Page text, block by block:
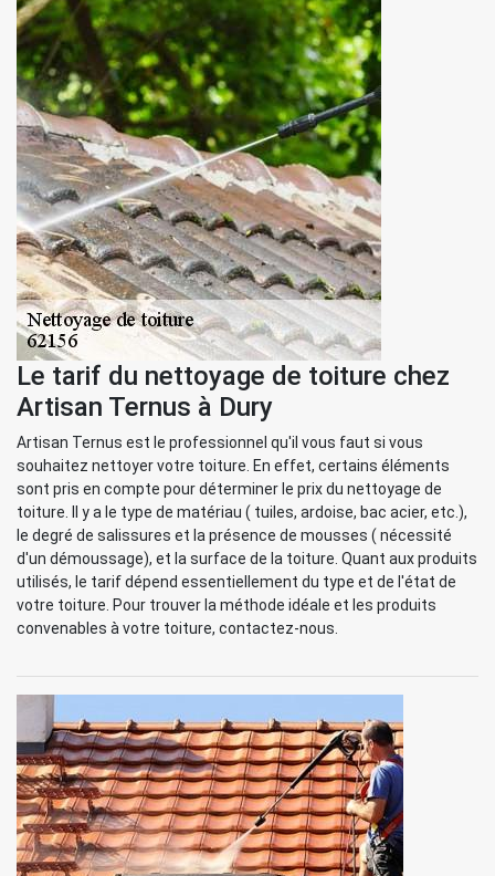
Le tarif du nettoyage de toiture chez
Artisan Ternus à Dury
Artisan Ternus est le professionnel qu'il vous faut si vous
souhaitez nettoyer votre toiture. En effet, certains éléments
sont pris en compte pour déterminer le prix du nettoyage de
toiture. Il y a le type de matériau ( tuiles, ardoise, bac acier, etc.),
le degré de salissures et la présence de mousses ( nécessité
d'un démoussage), et la surface de la toiture. Quant aux produits
utilisés, le tarif dépend essentiellement du type et de l'état de
votre toiture. Pour trouver la méthode idéale et les produits
convenables à votre toiture, contactez-nous.